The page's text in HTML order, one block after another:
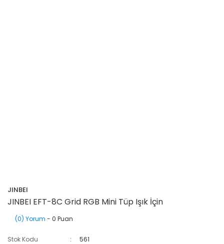
JINBEI
JINBEI EFT-8C Grid RGB Mini Tüp Işık İçin
(0) Yorum - 0 Puan
Stok Kodu
561